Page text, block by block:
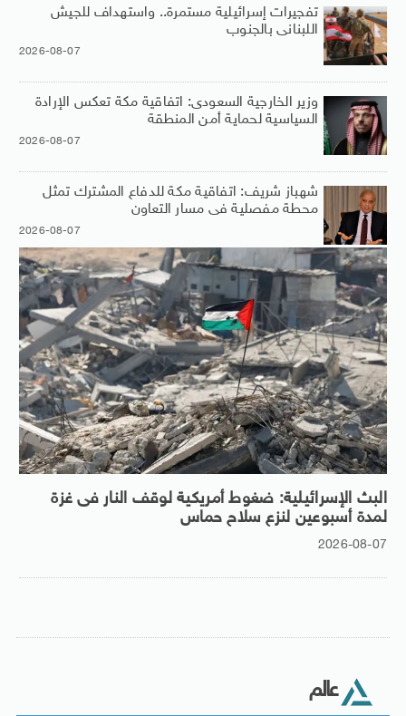
تفجيرات إسرائيلية مستمرة.. واستهداف للجيش
اللبنانى بالجنوب
2026-08-07
وزير الخارجية السعودى: اتفاقية مكة تعكس الإرادة
السياسية لحماية أمن المنطقة
2026-08-07
شهباز شريف: اتفاقية مكة للدفاع المشترك تمثل
محطة مفصلية فى مسار التعاون
2026-08-07
البث الإسرائيلية: ضغوط أمريكية لوقف النار فى غزة
لمدة أسبوعين لنزع سلاح حماس
2026-08-07
عالم